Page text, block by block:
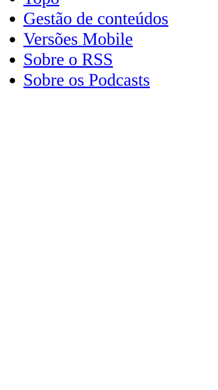
Gestão de conteúdos
Versões Mobile
Sobre o RSS
Sobre os Podcasts